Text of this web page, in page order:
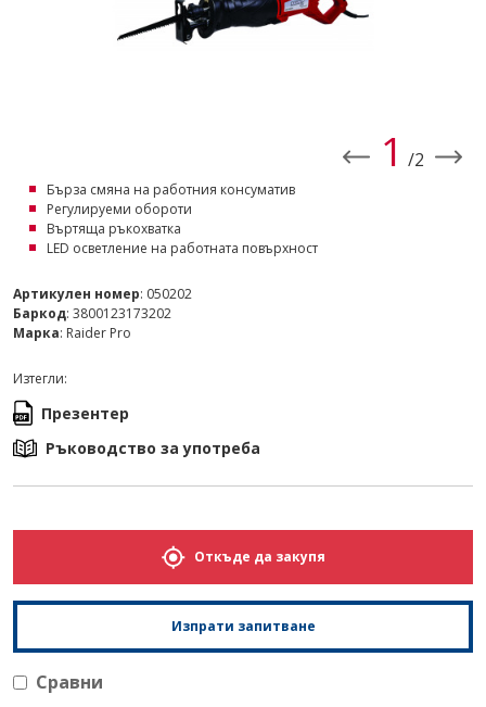
1 /2
Бърза смяна на работния консуматив
Регулируеми обороти
Въртяща ръкохватка
LED осветление на работната повърхност
Артикулен номер: 050202
Баркод: 3800123173202
Марка: Raider Pro
Изтегли:
Презентер
Ръководство за употреба
Откъде да закупя
Изпрати запитване
Сравни